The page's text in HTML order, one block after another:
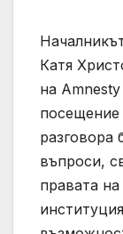
Катя
на
разговора
въпроси,
правата